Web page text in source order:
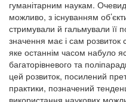
гуманітарним наукам.
можливо, з існуванням
стримували й гальмували її
значення має і сам розвиток
яке останнім часом набуло
багаторівневого та
цей розвиток, посилений
практики, позначений